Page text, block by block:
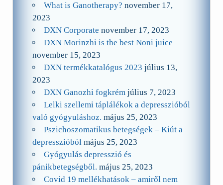
What is Ganotherapy? november 17,
2023
DXN Corporate november 17, 2023
DXN Morinzhi is the best Noni juice
november 15, 2023
DXN termékkatalógus 2023 július 13,
2023
DXN Ganozhi fogkrém július 7, 2023
Lelki szellemi táplálékok a depresszióból
való gyógyuláshoz. május 25, 2023
Pszichoszomatikus betegségek – Kiút a
depresszióból május 25, 2023
Gyógyulás depresszió és
pánikbetegségből. május 25, 2023
Covid 19 mellékhatások – amiről nem